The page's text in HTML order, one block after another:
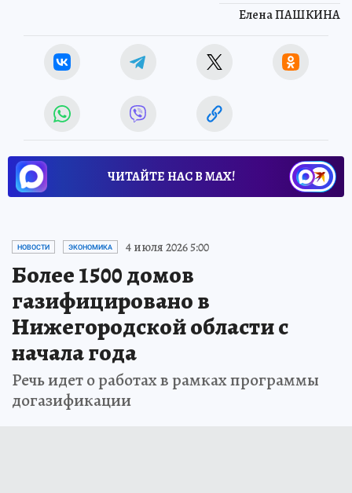
Елена ПАШКИНА
ЧИТАЙТЕ НАС В МАХ!
НОВОСТИ ЭКОНОМИКА 4 июля 2026 5:00
Более 1500 домов
газифицировано в
Нижегородской области с
начала года
Речь идет о работах в рамках программы
догазификации